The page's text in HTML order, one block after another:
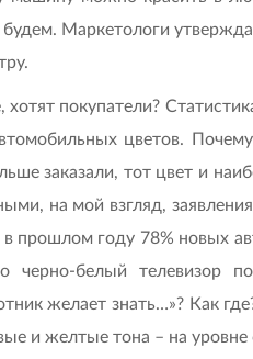
Маркетологи
покупатели?
цветов.
заказали, тот цвет и
на мой взгляд,
прошлом году 78% новых
белый телевизор
желает знать…»? Как
и желтые тона – на уровне